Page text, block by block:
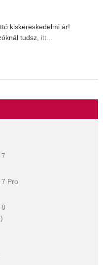
kiskereskedelmi ár!
tudsz, itt...
Pro